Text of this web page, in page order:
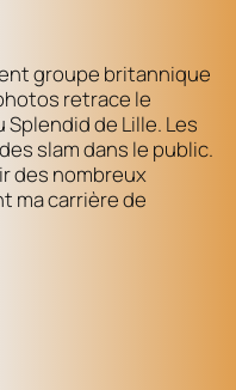
groupe britannique
retrace le
Splendid de Lille. Les
slam dans le public.
des nombreux
ma carrière de